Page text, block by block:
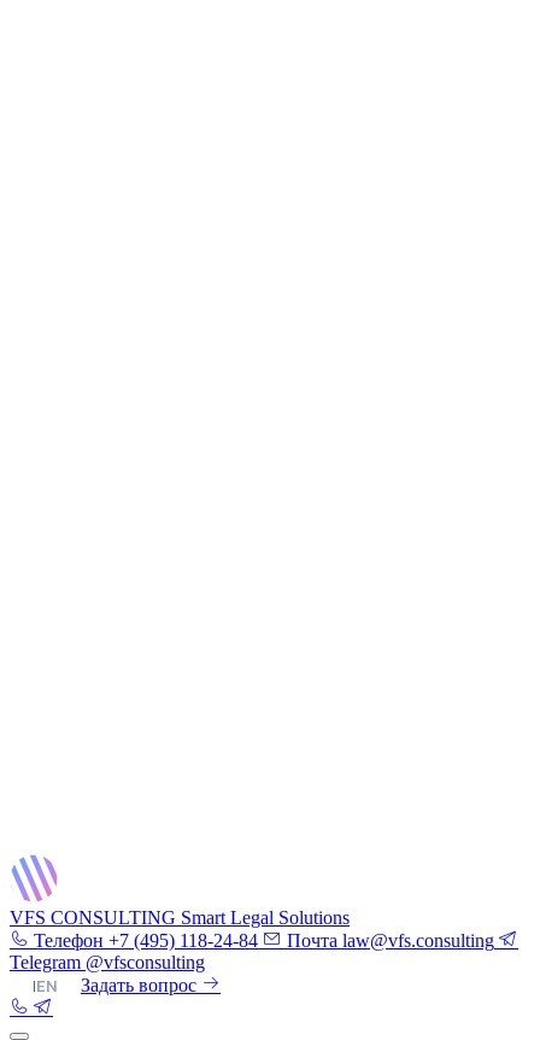
VFS CONSULTING Smart Legal Solutions
Телефон +7 (495) 118-24-84 Почта law@vfs.consulting
Telegram @vfsconsulting
|EN Задать вопрос